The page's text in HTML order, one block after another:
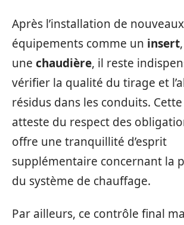
Après l’installation de nouveaux
équipements comme un insert
une chaudière, il reste
vérifier la qualité du tirage et
résidus dans les conduits.
atteste du respect des
offre une tranquillité d’esprit
supplémentaire concernant la
du système de chauffage.
Par ailleurs, ce contrôle final